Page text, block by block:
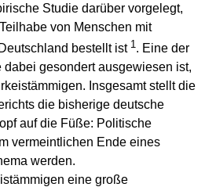
Studie darüber vorgelegt,
von Menschen mit
bestellt ist 1 . Eine der
gesondert ausgewiesen ist,
Insgesamt stellt die
die bisherige deutsche
auf die Füße: Politische
vermeintlichen Ende eines
werden.
eine große